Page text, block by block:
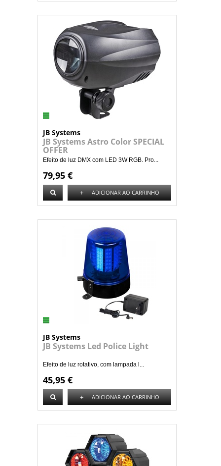
JB Systems
JB Systems Astro Color SPECIAL
OFFER
Efeito de luz DMX com LED 3W RGB. Pro...
79,95 €
+ ADICIONAR AO CARRINHO
JB Systems
JB Systems Led Police Light
Efeito de luz rotativo, com lampada l...
45,95 €
+ ADICIONAR AO CARRINHO